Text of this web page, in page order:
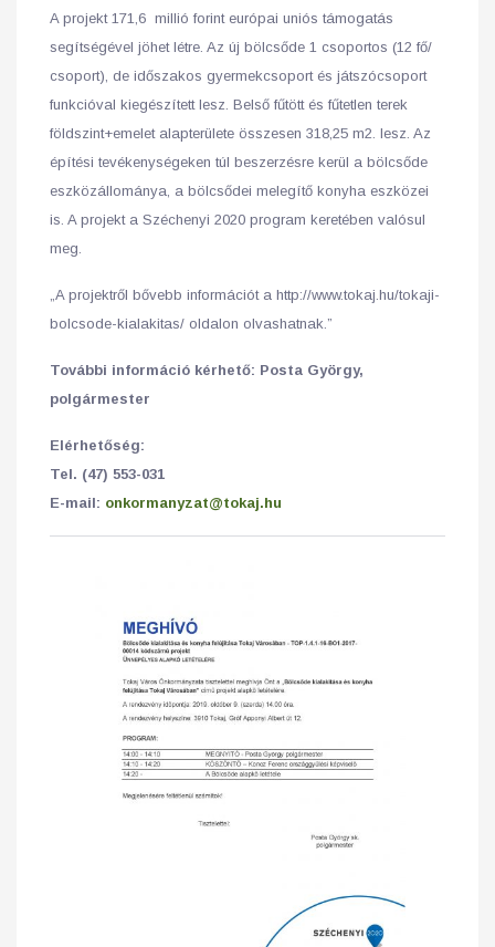
A projekt 171,6 millió forint európai uniós támogatás
segítségével jöhet létre. Az új bölcsőde 1 csoportos (12 fő/
csoport), de időszakos gyermekcsoport és játszócsoport
funkcióval kiegészített lesz. Belső fűtött és fűtetlen terek
földszint+emelet alapterülete összesen 318,25 m2. lesz. Az
építési tevékenységeken túl beszerzésre kerül a bölcsőde
eszközállománya, a bölcsődei melegítő konyha eszközei
is. A projekt a Széchenyi 2020 program keretében valósul
meg.
„A projektről bővebb információt a http://www.tokaj.hu/tokaji-
bolcsode-kialakitas/ oldalon olvashatnak.”
További információ kérhető: Posta György,
polgármester
Elérhetőség:
Tel. (47) 553-031
E-mail: onkormanyzat@tokaj.hu